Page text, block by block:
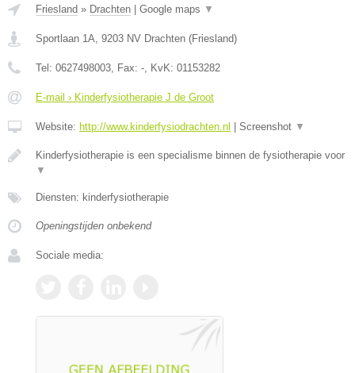
Friesland » Drachten Google maps ▼
Sportlaan 1A, 9203 NV Drachten (Friesland)
Tel: 0627498003, Fax: -, KvK: 01153282
E-mail › Kinderfysiotherapie J de Groot
Website: http://www.kinderfysiodrachten.nl Screenshot ▼
Kinderfysiotherapie is een specialisme binnen de fysiotherapie voor
▼
Diensten: kinderfysiotherapie
Openingstijden onbekend
Sociale media: